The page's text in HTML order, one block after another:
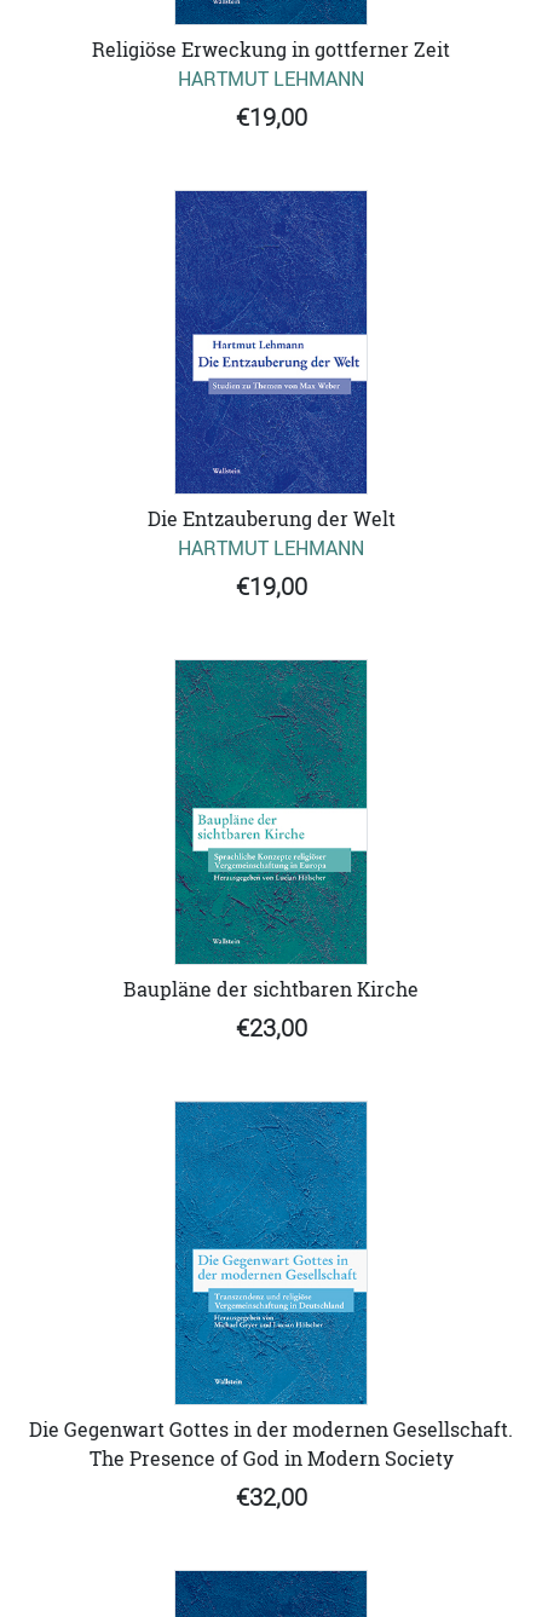
Religiöse Erweckung in gottferner Zeit
HARTMUT LEHMANN
€19,00
Die Entzauberung der Welt
HARTMUT LEHMANN
€19,00
Baupläne der sichtbaren Kirche
€23,00
Die Gegenwart Gottes in der modernen Gesellschaft.
The Presence of God in Modern Society
€32,00